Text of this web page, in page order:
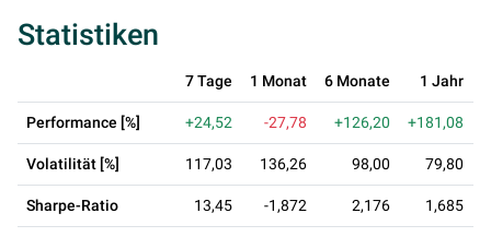
Statistiken
7 Tage 1 Monat 6 Monate 1 Jahr
Performance [%] +24,52 -27,78 +126,20 +181,08
Volatilität [%] 117,03 136,26 98,00 79,80
Sharpe-Ratio 13,45 -1,872 2,176 1,685